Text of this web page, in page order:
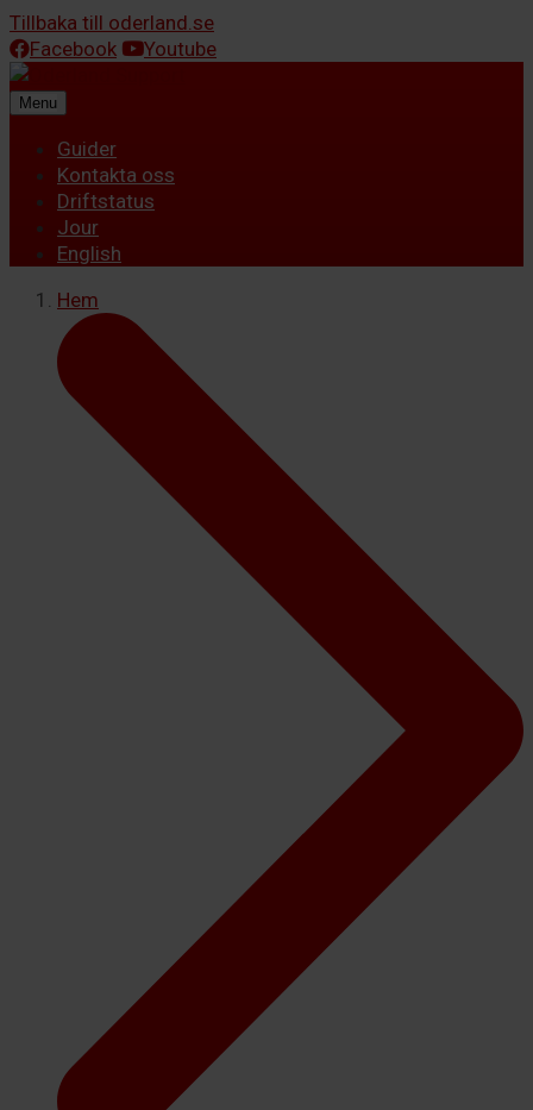
Tillbaka till oderland.se
Facebook
Youtube
Menu
Guider
Kontakta oss
Driftstatus
Jour
English
Hem